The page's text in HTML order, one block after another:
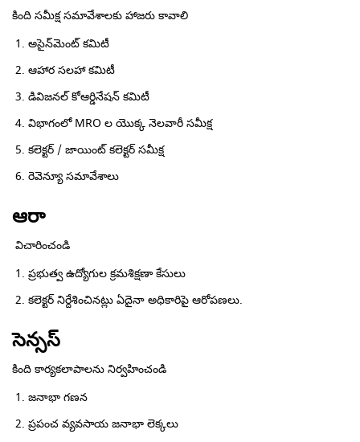
కింది సమీక్ష సమావేశాలకు హాజరు కావాలి
అసైన్‌మెంట్ కమిటీ
ఆహార సలహా కమిటీ
డివిజనల్ కోఆర్డినేషన్ కమిటీ
విభాగంలో MRO ల యొక్క నెలవారీ సమీక్ష
కలెక్టర్ / జాయింట్ కలెక్టర్ సమీక్ష
రెవెన్యూ సమావేశాలు
ఆరా
విచారించండి
ప్రభుత్వ ఉద్యోగుల క్రమశిక్షణా కేసులు
కలెక్టర్ నిర్దేశించినట్లు ఏదైనా అధికారిపై ఆరోపణలు.
సెన్సస్
కింది కార్యకలాపాలను నిర్వహించండి
జనాభా గణన
ప్రపంచ వ్యవసాయ జనాభా లెక్కలు